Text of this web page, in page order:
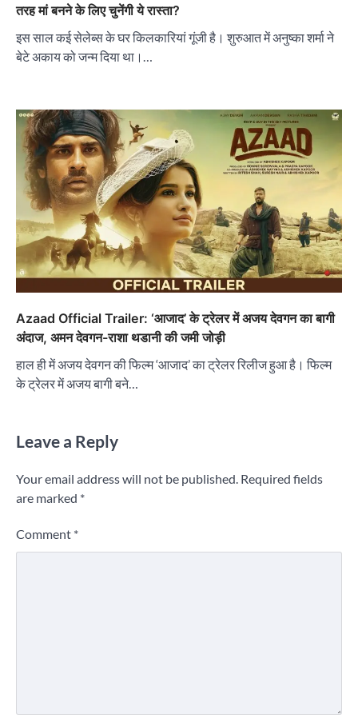
तरह मां बनने के लिए चुनेंगी ये रास्ता?
इस साल कई सेलेब्स के घर किलकारियां गूंजी है। शुरुआत में अनुष्का शर्मा ने
बेटे अकाय को जन्म दिया था।…
Azaad Official Trailer: ‘आजाद’ के ट्रेलर में अजय देवगन का बागी
अंदाज, अमन देवगन-राशा थडानी की जमी जोड़ी
हाल ही में अजय देवगन की फिल्म ‘आजाद’ का ट्रेलर रिलीज हुआ है। फिल्म
के ट्रेलर में अजय बागी बने…
Leave a Reply
Your email address will not be published. Required fields
are marked *
Comment *